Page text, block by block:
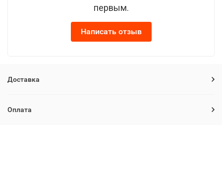
первым.
Написать отзыв
Доставка
Оплата